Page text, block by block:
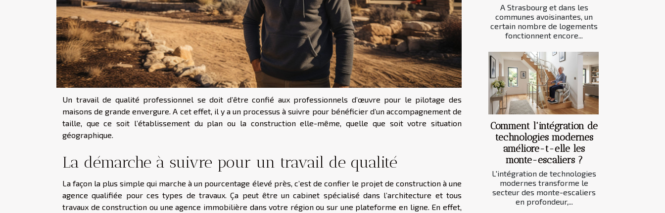
Un travail de qualité professionnel se doit d’être confié aux professionnels d’œuvre pour le pilotage des
maisons de grande envergure. A cet effet, il y a un processus à suivre pour bénéficier d’un accompagnement de
taille, que ce soit l’établissement du plan ou la construction elle-même, quelle que soit votre situation
géographique.
La démarche à suivre pour un travail de qualité
La façon la plus simple qui marche à un pourcentage élevé près, c’est de confier le projet de construction à une
agence qualifiée pour ces types de travaux. Ça peut être un cabinet spécialisé dans l’architecture et tous
travaux de construction ou une agence immobilière dans votre région ou sur une plateforme en ligne. En effet,
A Strasbourg et dans les
communes avoisinantes, un
certain nombre de logements
fonctionnent encore...
Comment l'intégration de
technologies modernes
améliore-t-elle les
monte-escaliers ?
L'intégration de technologies
modernes transforme le
secteur des monte-escaliers
en profondeur,...